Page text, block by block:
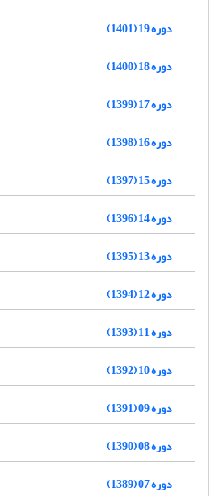
دوره 19 (1401)
دوره 18 (1400)
دوره 17 (1399)
دوره 16 (1398)
دوره 15 (1397)
دوره 14 (1396)
دوره 13 (1395)
دوره 12 (1394)
دوره 11 (1393)
دوره 10 (1392)
دوره 09 (1391)
دوره 08 (1390)
دوره 07 (1389)